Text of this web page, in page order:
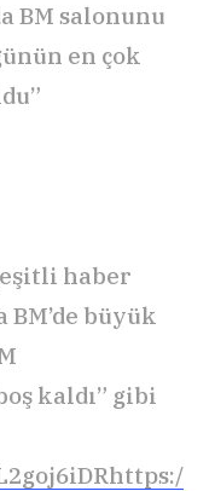
BM salonunu
en çok
haber
BM’de büyük
kaldı” gibi
https:/